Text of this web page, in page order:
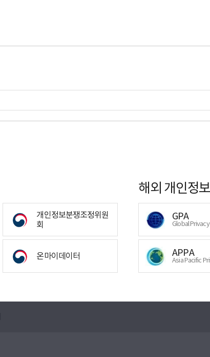
개인정보분쟁조정위원
회
온마이데이터
해외 개인정
GPA
Global
APPA
Asia Pacific